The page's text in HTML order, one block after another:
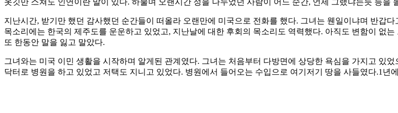
옷깃만 스쳐도 인연이란 말이 있다. 하물며 오랜시간 정을 나누었던 사람이 어느 순간, 언제 그랬냐는듯 등을
지난시간, 받기만 했던 감사했던 순간들이 떠올라 오랜만에 미국으로 전화를 했다. 그녀는 웬일이냐며 반갑
목소리에는 한국의 제주도를 운운하고 있었고, 지난날에 대한 후회의 목소리도 역력했다. 아직도 변함이 없
또 한동안 말을 잃고 말았다.
그녀와는 미국 이민 생활을 시작하며 알게된 관계였다. 그녀는 처음부터 다방면에 상당한 욕심을 가지고 있
닥터로 병원을 하고 있었고 저택도 지니고 있었다. 병원에서 들어오는 수입으로 여기저기 땅을 사들였다.1